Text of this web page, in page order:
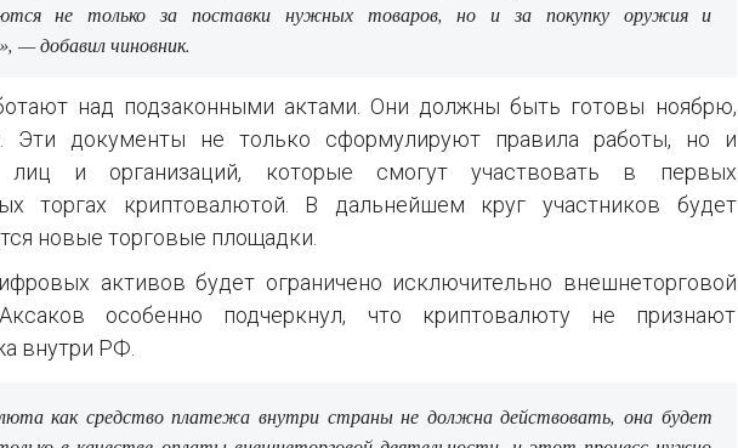
не только за поставки нужных товаров, но и за покупку оружия и
— добавил чиновник.
над подзаконными актами. Они должны быть готовы ноябрю,
Эти документы не только сформулируют правила работы, но и
лиц и организаций, которые смогут участвовать в первых
торгах криптовалютой. В дальнейшем круг участников будет
новые торговые площадки.
активов будет ограничено исключительно внешнеторговой
особенно подчеркнул, что криптовалюту не признают
внутри РФ.
как средство платежа внутри страны не должна действовать, она будет